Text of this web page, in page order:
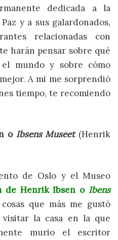
dedicada a la
y a sus galardonados,
relacionadas con
harán pensar sobre qué
mundo y sobre cómo
A mi me sorprendió
tiempo, te recomiendo
o Ibsens Museet(Henrik
de Oslo y el Museo
de Henrik Ibsen o Ibens
que más me gustó
la casa en la que
murio el escritor